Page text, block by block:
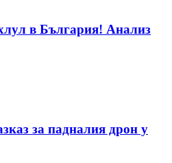
в България! Анализ
за падналия дрон у